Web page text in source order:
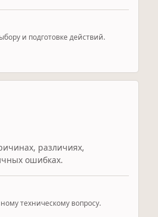
и подготовке действий.
различиях,
ошибках.
техническому вопросу.